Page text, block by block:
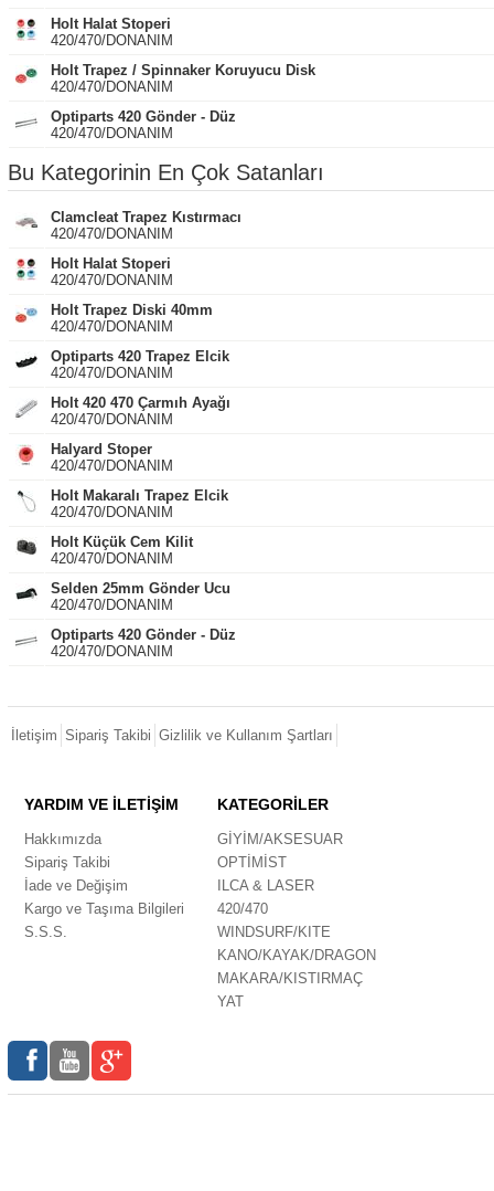
Holt Halat Stoperi
420/470/DONANIM
Holt Trapez / Spinnaker Koruyucu Disk
420/470/DONANIM
Optiparts 420 Gönder - Düz
420/470/DONANIM
Bu Kategorinin En Çok Satanları
Clamcleat Trapez Kıstırmacı
420/470/DONANIM
Holt Halat Stoperi
420/470/DONANIM
Holt Trapez Diski 40mm
420/470/DONANIM
Optiparts 420 Trapez Elcik
420/470/DONANIM
Holt 420 470 Çarmıh Ayağı
420/470/DONANIM
Halyard Stoper
420/470/DONANIM
Holt Makaralı Trapez Elcik
420/470/DONANIM
Holt Küçük Cem Kilit
420/470/DONANIM
Selden 25mm Gönder Ucu
420/470/DONANIM
Optiparts 420 Gönder - Düz
420/470/DONANIM
İletişim Sipariş Takibi Gizlilik ve Kullanım Şartları
YARDIM VE İLETİŞİM
Hakkımızda
Sipariş Takibi
İade ve Değişim
Kargo ve Taşıma Bilgileri
S.S.S.
KATEGORİLER
GİYİM/AKSESUAR
OPTİMİST
ILCA & LASER
420/470
WINDSURF/KITE
KANO/KAYAK/DRAGON
MAKARA/KISTIRMAÇ
YAT